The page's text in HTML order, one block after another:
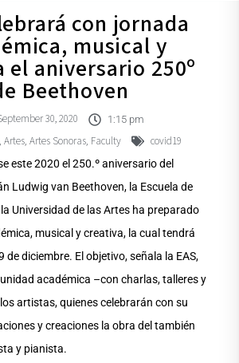
con jornada
musical y
el aniversario 250º
Beethoven
30, 2020 1:15 pm
, Artes, Artes Sonoras, Faculty covid19
este 2020 el 250.º aniversario del
Ludwig van Beethoven, la Escuela de
Universidad de las Artes ha preparado
musical y creativa, la cual tendrá
de diciembre. El objetivo, señala la EAS,
académica –con charlas, talleres y
artistas, quienes celebrarán con su
y creaciones la obra del también
y pianista.